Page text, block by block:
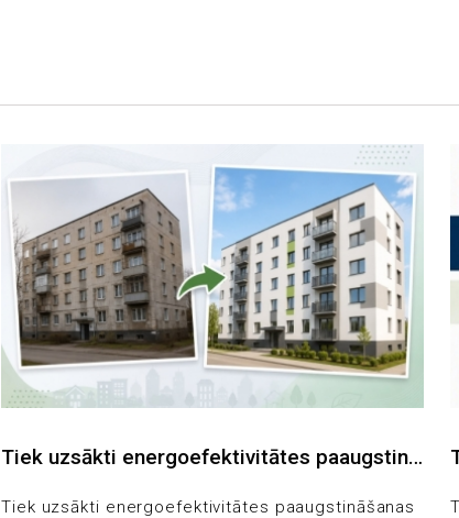
Tiek uzsākti energoefektivitātes paaugstinā
tnieku ielā 91, Daugavpilī!
Tiek uzsākti energoefektivitātes paaugstināšanas